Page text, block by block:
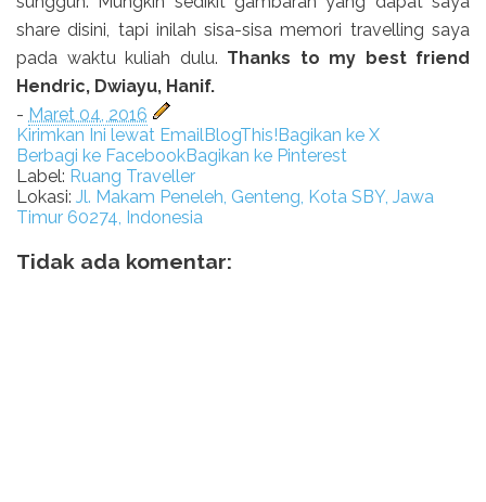
share disini, tapi inilah sisa-sisa memori travelling saya
pada waktu kuliah dulu. Thanks to my best friend
Hendric, Dwiayu, Hanif.
- Maret 04, 2016
Kirimkan Ini lewat EmailBlogThis! Bagikan ke X
Berbagi ke FacebookBagikan ke Pinterest
Label: Ruang Traveller
Lokasi: Jl. Makam Peneleh, Genteng, Kota SBY, Jawa
Timur 60274, Indonesia
Tidak ada komentar: